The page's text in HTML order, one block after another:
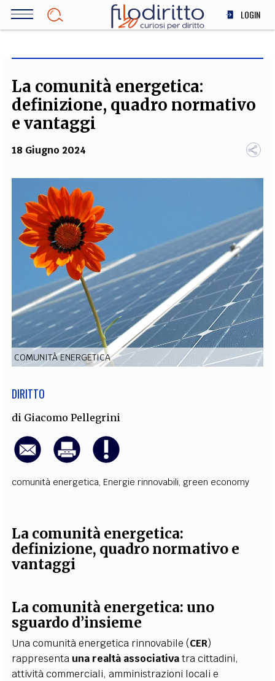
Salta
LOGIN
SOCIETÀ
MEDICINA
FILODIRITTO REDAZIONE COMITATO SCIENTIFICO AUTORI CURATORI
FOTOGRAFI
PARTNER COLLABORA CON NOI
EXTRA
CODICI RUBRICHE LIBRI PROCEEDINGS PUBBLICITÀ CONTATTI
SOCIAL MEDIA
La comunità energetica:
definizione, quadro normativo
e vantaggi
18 Giugno 2024
COMUNITÀ ENERGETICA
DIRITTO
di Giacomo Pellegrini
comunità energetica, Energie rinnovabili, green economy
La comunità energetica:
definizione, quadro normativo e
vantaggi
La comunità energetica: uno
sguardo d’insieme
Una comunità energetica rinnovabile (CER)
rappresenta una realtà associativatra cittadini,
attività commerciali, amministrazioni locali e